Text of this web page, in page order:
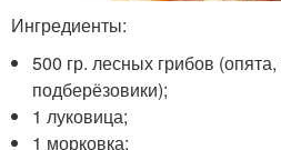
Ингредиенты:
500 гр. лесных грибов
подберёзовики);
1 луковица;
1 морковка;